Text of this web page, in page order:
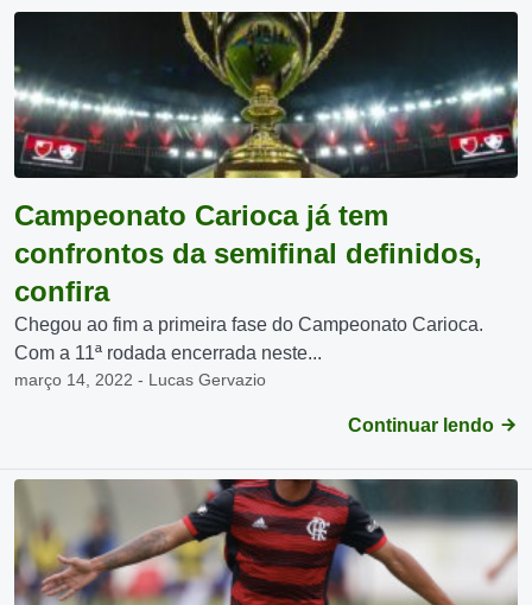
Campeonato Carioca já tem
confrontos da semifinal definidos,
confira
Chegou ao fim a primeira fase do Campeonato Carioca.
Com a 11ª rodada encerrada neste...
março 14, 2022 - Lucas Gervazio
Continuar lendo